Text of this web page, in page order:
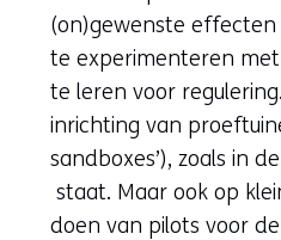
(on)gewenste effecten
te experimenteren
te leren voor
inrichting van
sandboxes’), zoals in de
staat. Maar ook op
doen van pilots voor de